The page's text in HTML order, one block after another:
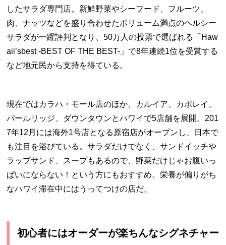
したサラダ専門店。新鮮野菜やシーフード、フルーツ、
肉、ナッツなどを盛り合わせたボリューム満点のヘルシー
サラダが一躍評判となり、50万人の投票で選ばれる「 Haw
aii’sbest -BEST OF THE BEST- 」で8年連続1位を受賞する
など地元民から支持を得ている。
現在ではカラハ・モール店のほか、カルイア、カポレイ、
パールリッジ、ダウンタウンとハワイで5店舗を展開。 201
7年12 月には海外1号店となる原宿店がオープンし、日本で
も注目を浴びている。サラダだけでなく、サンドイッチや
ラップサンド、スープもあるので、野菜だけじゃお腹いっ
ぱいにならない！という方にもおすすめ。栄養が偏りがち
なハワイ滞在中にはうってつけの店だ。
初心者にはオーダーが楽ちんなシグネチャー